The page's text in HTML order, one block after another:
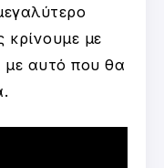
κρίνουμε με
με αυτό που θα